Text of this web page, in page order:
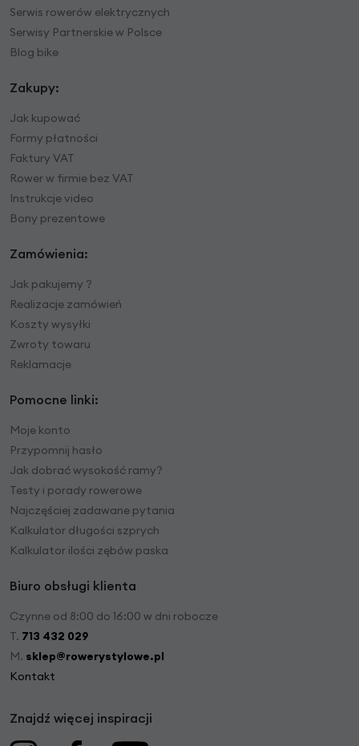
Serwis rowerów elektrycznych
Serwisy Partnerskie w Polsce
Blog bike
Zakupy:
Jak kupować
Formy płatności
Faktury VAT
Rower w firmie bez VAT
Instrukcje video
Bony prezentowe
Zamówienia:
Jak pakujemy ?
Realizacje zamówień
Koszty wysyłki
Zwroty towaru
Reklamacje
Pomocne linki:
Moje konto
Przypomnij hasło
Jak dobrać wysokość ramy?
Testy i porady rowerowe
Najczęściej zadawane pytania
Kalkulator długości szprych
Kalkulator ilości zębów paska
Biuro obsługi klienta
Czynne od 8:00 do 16:00 w dni robocze
T. 713 432 029
M. sklep@rowerystylowe.pl
Kontakt
Znajdź więcej inspiracji